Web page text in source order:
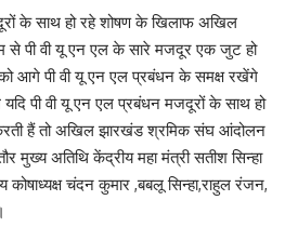
के साथ हो रहे शोषण के खिलाफ अखिल
से पी वी यू एन एल के सारे मजदूर एक जुट हो
आगे पी वी यू एन एल प्रबंधन के समक्ष रखेंगे
पी वी यू एन एल प्रबंधन मजदूरों के साथ हो
हैं तो अखिल झारखंड श्रमिक संघ आंदोलन
मुख्य अतिथि केंद्रीय महा मंत्री सतीश सिन्हा
कोषाध्यक्ष चंदन कुमार ,बबलू सिन्हा,राहुल रंजन,